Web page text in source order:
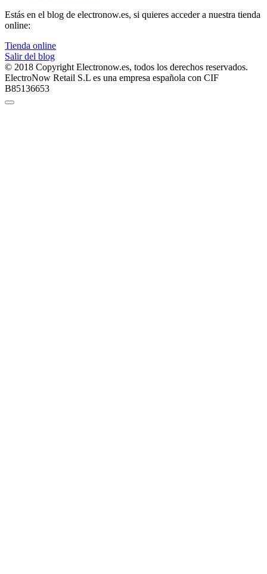
Estás en el blog de electronow.es, si quieres acceder a nuestra tienda
online:
Tienda online
Salir del blog
© 2018 Copyright Electronow.es, todos los derechos reservados.
ElectroNow Retail S.L es una empresa española con CIF
B85136653